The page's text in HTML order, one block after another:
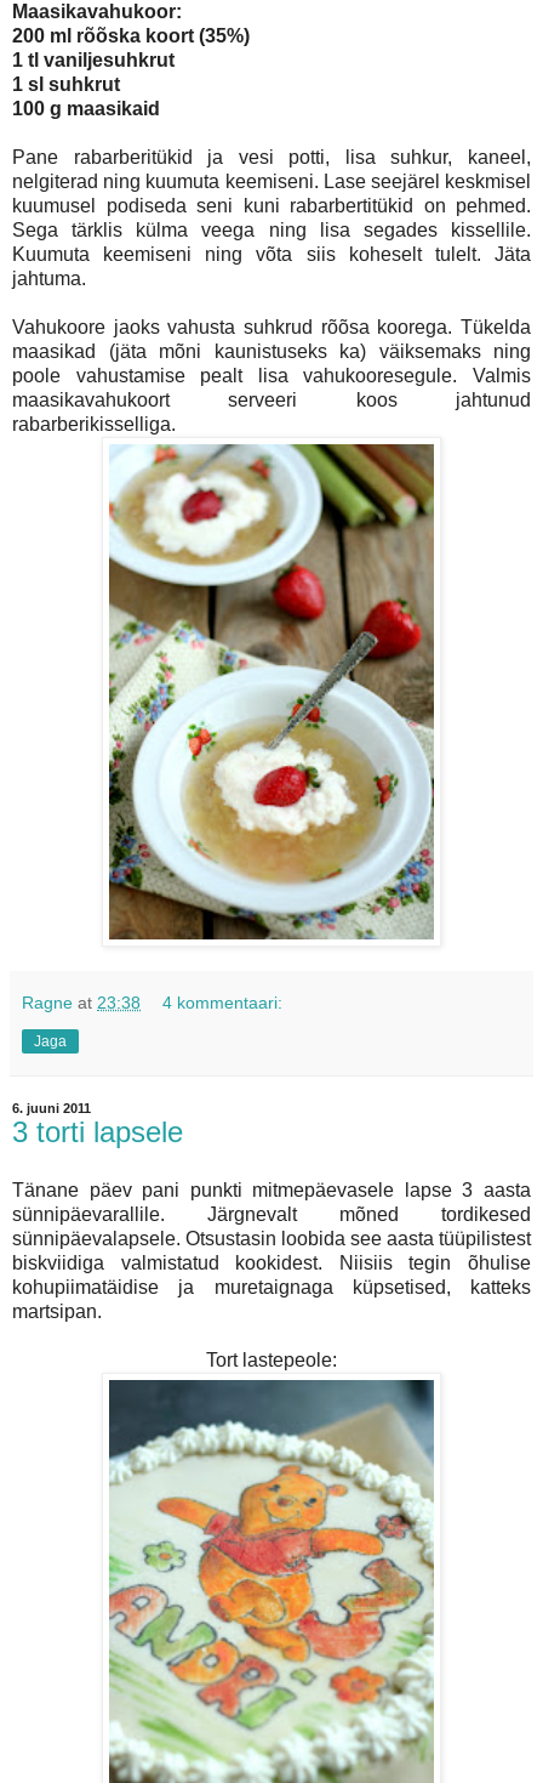
Maasikavahukoor:
200 ml rõõska koort (35%)
1 tl vaniljesuhkrut
1 sl suhkrut
100 g maasikaid
Pane rabarberitükid ja vesi potti, lisa suhkur, kaneel,
nelgiterad ning kuumuta keemiseni. Lase seejärel keskmisel
kuumusel podiseda seni kuni rabarbertitükid on pehmed.
Sega tärklis külma veega ning lisa segades kissellile.
Kuumuta keemiseni ning võta siis koheselt tulelt. Jäta
jahtuma.
Vahukoore jaoks vahusta suhkrud rõõsa koorega. Tükelda
maasikad (jäta mõni kaunistuseks ka) väiksemaks ning
poole vahustamise pealt lisa vahukooresegule. Valmis
maasikavahukoort serveeri koos jahtunud
rabarberikisselliga.
Ragne at 23:38 4 kommentaari:
Jaga
6. juuni 2011
3 torti lapsele
Tänane päev pani punkti mitmepäevasele lapse 3 aasta
sünnipäevarallile. Järgnevalt mõned tordikesed
sünnipäevalapsele. Otsustasin loobida see aasta tüüpilistest
biskviidiga valmistatud kookidest. Niisiis tegin õhulise
kohupiimatäidise ja muretaignaga küpsetised, katteks
martsipan.
Tort lastepeole: